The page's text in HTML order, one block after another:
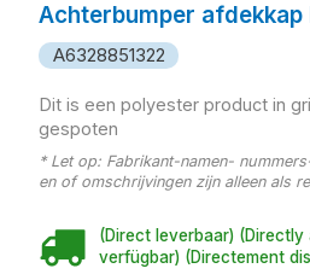
Achterbumper afdekkap
A6328851322
Dit is een polyester product in
gespoten
* Let op: Fabrikant-namen-
en of omschrijvingen zijn alleen als
(Direct leverbaar) (Directly
verfügbar) (Directement